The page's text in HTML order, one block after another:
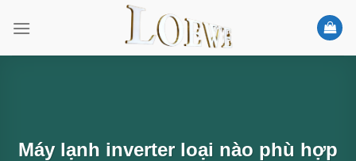
Máy lạnh inverter loại nào phù hợp